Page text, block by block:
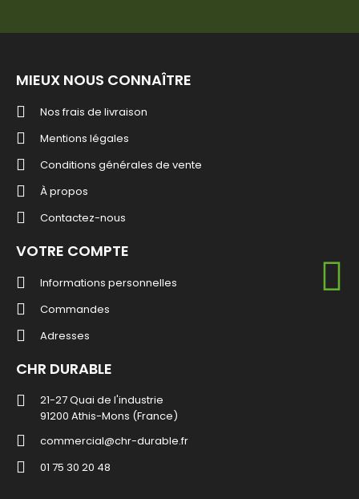
MIEUX NOUS CONNAÎTRE
Nos frais de livraison
Mentions légales
Conditions générales de vente
À propos
Contactez-nous
VOTRE COMPTE
Informations personnelles
Commandes
Adresses
CHR DURABLE
21-27 Quai de l'industrie
91200 Athis-Mons (France)
commercial@chr-durable.fr
01 75 30 20 48